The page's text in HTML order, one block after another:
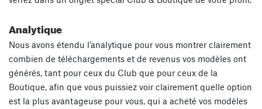
Analytique
Nous avons étendu l’analytique pour vous montrer clairement
combien de téléchargements et de revenus vos modèles ont
générés, tant pour ceux du Club que pour ceux de la
Boutique, afin que vous puissiez voir clairement quelle option
est la plus avantageuse pour vous, qui a acheté vos modèles